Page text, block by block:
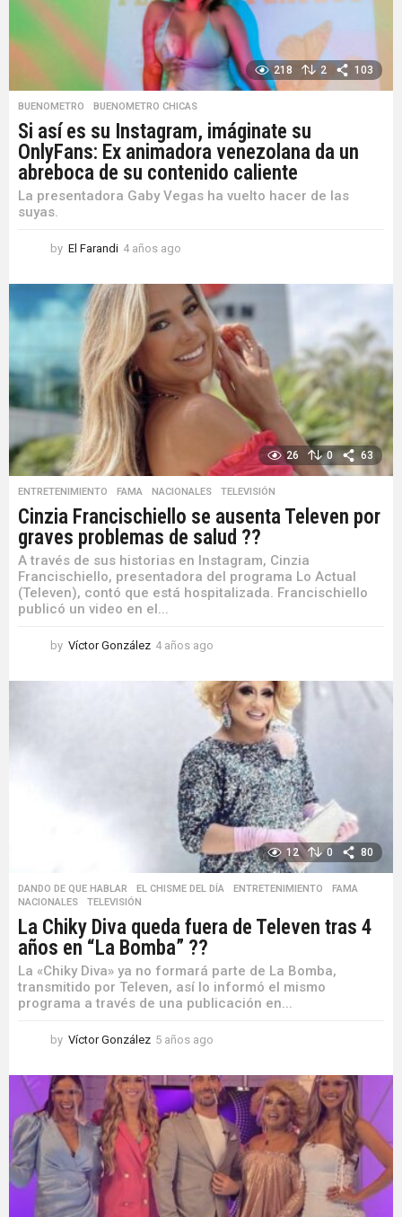
218 2 103
BUENOMETRO ,BUENOMETRO CHICAS
Si así es su Instagram, imáginate su
OnlyFans: Ex animadora venezolana da un
abreboca de su contenido caliente
La presentadora Gaby Vegas ha vuelto hacer de las
suyas.
by El Farandi 4 años ago
ñ
o
s
a
g
26 0 63
ENTRETENIMIENTO ,FAMA ,NACIONALES ,TELEVISIÓN
Cinzia Francischiello se ausenta Televen por
graves problemas de salud ??
A través de sus historias en Instagram, Cinzia
Francischiello, presentadora del programa Lo Actual
(Televen), contó que está hospitalizada. Francischiello
publicó un video en el...
by Víctor González 4 años ago
ñ
o
s
a
g
o
12 0 80
DANDO DE QUE HABLAR ,EL CHISME DEL DÍA ,ENTRETENIMIENTO ,FAMA
NACIONALES
,TELEVISIÓN
La Chiky Diva queda fuera de Televen tras 4
años en “La Bomba” ??
La «Chiky Diva» ya no formará parte de La Bomba,
transmitido por Televen, así lo informó el mismo
programa a través de una publicación en...
by Víctor González 5 años ago
ñ
o
s
a
o